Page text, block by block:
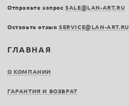
ГЛАВНАЯ
О КОМПАНИИ
ГАРАНТИЯ И ВОЗВРАТ
Отправьте запросSALE@LAN-ART.RU
Оставьте отзыв SERVICE@LAN-ART.RU